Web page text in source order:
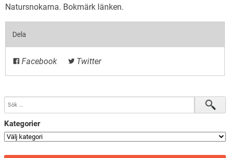
Natursnokarna. Bokmärk länken.
Dela
Facebook Twitter
Kategorier